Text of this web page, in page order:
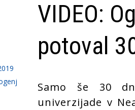
VIDEO:
potoval
Samo še 30
univerzijade v